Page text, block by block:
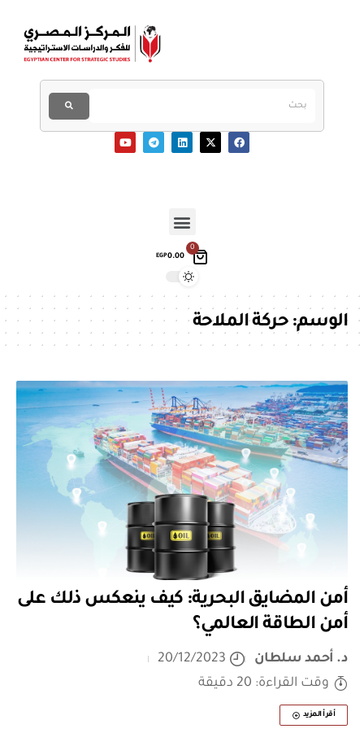
0
EGP0.00
الوسم:حركة الملاحة
أمن المضايق البحرية: كيف ينعكس ذلك على
أمن الطاقة العالمي؟
د. أحمد سلطان
20/12/2023
وقت القراءة: 20 دقيقة
أقرأ المزيد